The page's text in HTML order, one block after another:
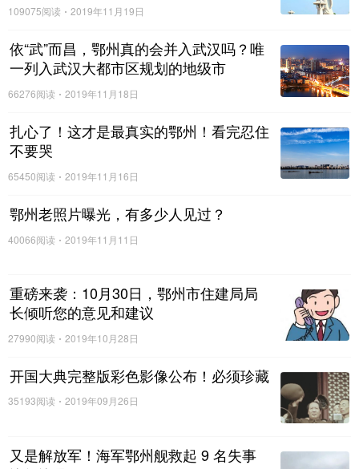
审核：吴永胜
109075阅读 2019年11月19日
依“武”而昌，鄂州真的会并入武汉吗？唯
一列入武汉大都市区规划的地级市
66276阅读 2019年11月18日
扎心了！这才是最真实的鄂州！看完忍住
不要哭
65450阅读 2019年11月16日
鄂州老照片曝光，有多少人见过？
40066阅读 2019年11月11日
重磅来袭：10月30日，鄂州市住建局局
长倾听您的意见和建议
27990阅读 2019年10月28日
开国大典完整版彩色影像公布！必须珍藏
35193阅读 2019年09月26日
又是解放军！海军鄂州舰救起 9 名失事